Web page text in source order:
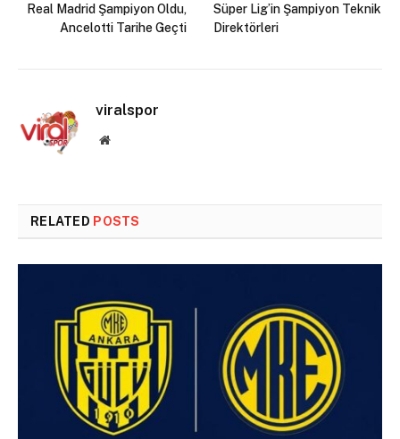
Real Madrid Şampiyon Oldu,
Ancelotti Tarihe Geçti
Süper Lig’in Şampiyon Teknik
Direktörleri
viralspor
Website
RELATED POSTS